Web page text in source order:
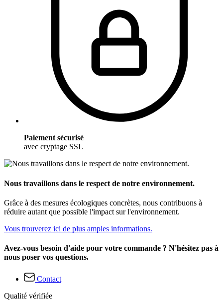
Paiement sécurisé
avec cryptage SSL
Nous travaillons dans le respect de notre environnement.
Grâce à des mesures écologiques concrètes, nous contribuons à
réduire autant que possible l'impact sur l'environnement.
Vous trouverez ici de plus amples informations.
Avez-vous besoin d'aide pour votre commande ? N'hésitez pas à
nous poser vos questions.
Contact
Qualité vérifiée